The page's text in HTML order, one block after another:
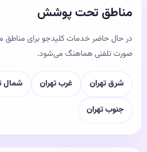
مناطق تحت پوشش
در حال حاضر خدمات کلیدجو برای مناطق
صورت تلفنی هماهنگ می‌شود.
شرق تهران غرب تهران شمال
جنوب تهران